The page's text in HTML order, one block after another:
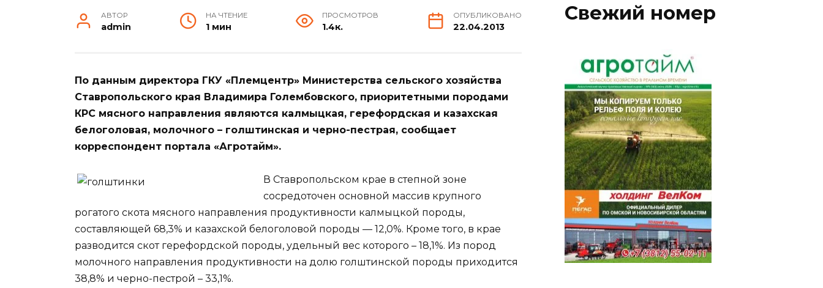
АВТОР
admin
НА ЧТЕНИЕ
1 мин
ПРОСМОТРОВ
1.4к.
ОПУБЛИКОВАНО
22.04.2013
По данным директора ГКУ «Племцентр» Министерства сельского хозяйства
Ставропольского края Владимира Голембовского, приоритетными породами
КРС мясного направления являются калмыцкая, герефордская и казахская
белоголовая, молочного – голштинская и черно-пестрая, сообщает
корреспондент портала «Агротайм».
В Ставропольском крае в степной зоне
сосредоточен основной массив крупного
рогатого скота мясного направления продуктивности калмыцкой породы,
составляющей 68,3% и казахской белоголовой породы — 12,0%. Кроме того, в крае
разводится скот герефордской породы, удельный вес которого – 18,1%. Из пород
молочного направления продуктивности на долю голштинской породы приходится
38,8% и черно-пестрой – 33,1%.
Свежий номер